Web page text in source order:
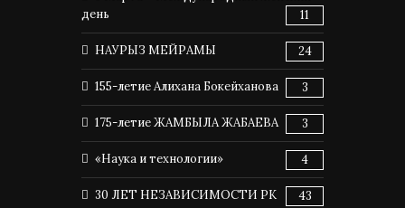
день
11
НАУРЫЗ МЕЙРАМЫ 24
155-летие Алихана Бокейханова 3
175-летие ЖАМБЫЛА ЖАБАЕВА 3
«Наука и технологии» 4
30 ЛЕТ НЕЗАВИСИМОСТИ РК 43